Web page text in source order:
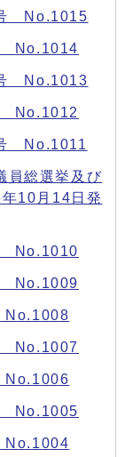
No.1015
No.1014
No.1013
No.1012
No.1011
員総選挙及び
10月14日発
No.1010
No.1009
No.1007
No.1005